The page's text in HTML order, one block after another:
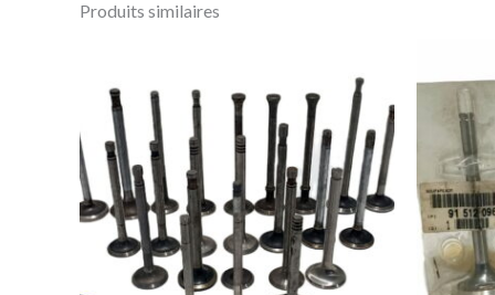
Produits similaires
produit
plusieurs
variations.
Les
options
peuvent